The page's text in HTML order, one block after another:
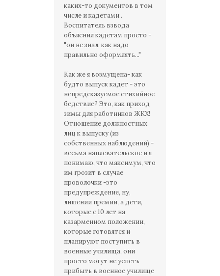
каких-то документов в том
числе и кадетами .
Воспитатель взвода
объяснил кадетам просто -
"он не знал, как надо
правильно оформлять..."
Как же я возмущена- как
будто выпуск кадет - это
непредсказуемое стихийное
бедствие? Это, как приход
зимы для работников ЖКХ!
Отношение должностных
лиц к выпуску (из
собственных наблюдений) -
весьма наплевательское и я
понимаю, что максимум, что
им грозит в случае
проволочки -это
предупреждение, ну,
лишении премии, а дети,
которые с 10 лет на
казарменном положении,
которые готовятся и
планируют поступить в
военные училища, они
просто могут не успеть
прибыть в военное училище